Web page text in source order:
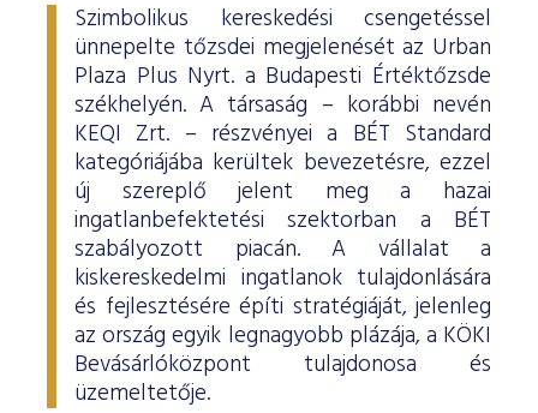
Szimbolikus kereskedési csengetéssel
ünnepelte tőzsdei megjelenését az Urban
Plaza Plus Nyrt. a Budapesti Értéktőzsde
székhelyén. A társaság – korábbi nevén
KEQI Zrt. – részvényei a BÉT Standard
kategóriájába kerültek bevezetésre, ezzel
új szereplő jelent meg a hazai
ingatlanbefektetési szektorban a BÉT
szabályozott piacán. A vállalat a
kiskereskedelmi ingatlanok tulajdonlására
és fejlesztésére építi stratégiáját, jelenleg
az ország egyik legnagyobb plázája, a KÖKI
Bevásárlóközpont tulajdonosa és
üzemeltetője.